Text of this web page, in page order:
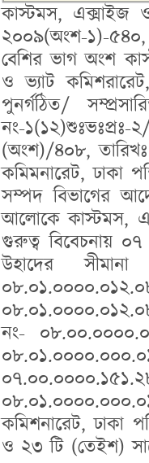
কাস্টমস, এক্সাইজ
২০০৯(অংশ-১)-৫৪০,
বেশির ভাগ অংশ
ও ভ্যাট
পুনর্গঠিত/
নং-
(অংশ)/৪০৮,
কমিমনারেট, ঢাকা
সম্পদ বিভাগের
আলোকে কাস্টমস,
গুরুত্ব বিবেচনায়
উহাদের
নং-
কমিশনারেট, ঢাকা
ও ২৩ টি (তেইশ)